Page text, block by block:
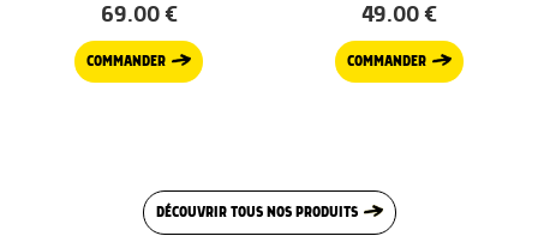
69.00€
COMMANDER
49.00€
COMMANDER
DÉCOUVRIR TOUS NOS PRODUITS